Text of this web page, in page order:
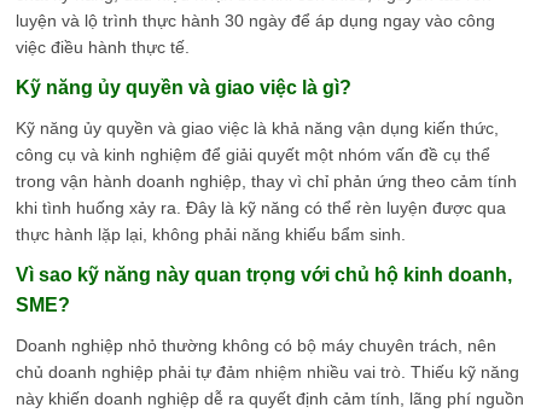
luyện và lộ trình thực hành 30 ngày để áp dụng ngay vào công
việc điều hành thực tế.
Kỹ năng ủy quyền và giao việc là gì?
Kỹ năng ủy quyền và giao việc là khả năng vận dụng kiến thức,
công cụ và kinh nghiệm để giải quyết một nhóm vấn đề cụ thể
trong vận hành doanh nghiệp, thay vì chỉ phản ứng theo cảm tính
khi tình huống xảy ra. Đây là kỹ năng có thể rèn luyện được qua
thực hành lặp lại, không phải năng khiếu bẩm sinh.
Vì sao kỹ năng này quan trọng với chủ hộ kinh doanh,
SME?
Doanh nghiệp nhỏ thường không có bộ máy chuyên trách, nên
chủ doanh nghiệp phải tự đảm nhiệm nhiều vai trò. Thiếu kỹ năng
này khiến doanh nghiệp dễ ra quyết định cảm tính, lãng phí nguồn